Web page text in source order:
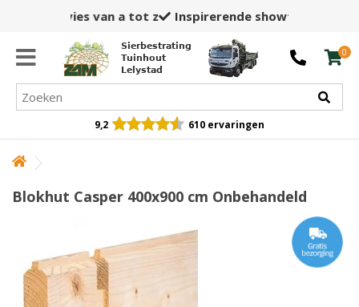
Inspirerende showtuin,winkel en opslag
Sierbestrating
Tuinhout
Lelystad
0
9,2 610 ervaringen
Blokhut Casper 400x900 cm Onbehandeld